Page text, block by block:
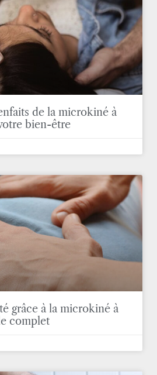
de la microkiné à
bien-être
grâce à la microkiné à
complet